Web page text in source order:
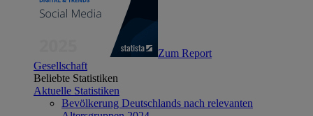
Zum Report
Gesellschaft
Beliebte Statistiken
Aktuelle Statistiken
Bevölkerung Deutschlands nach relevanten